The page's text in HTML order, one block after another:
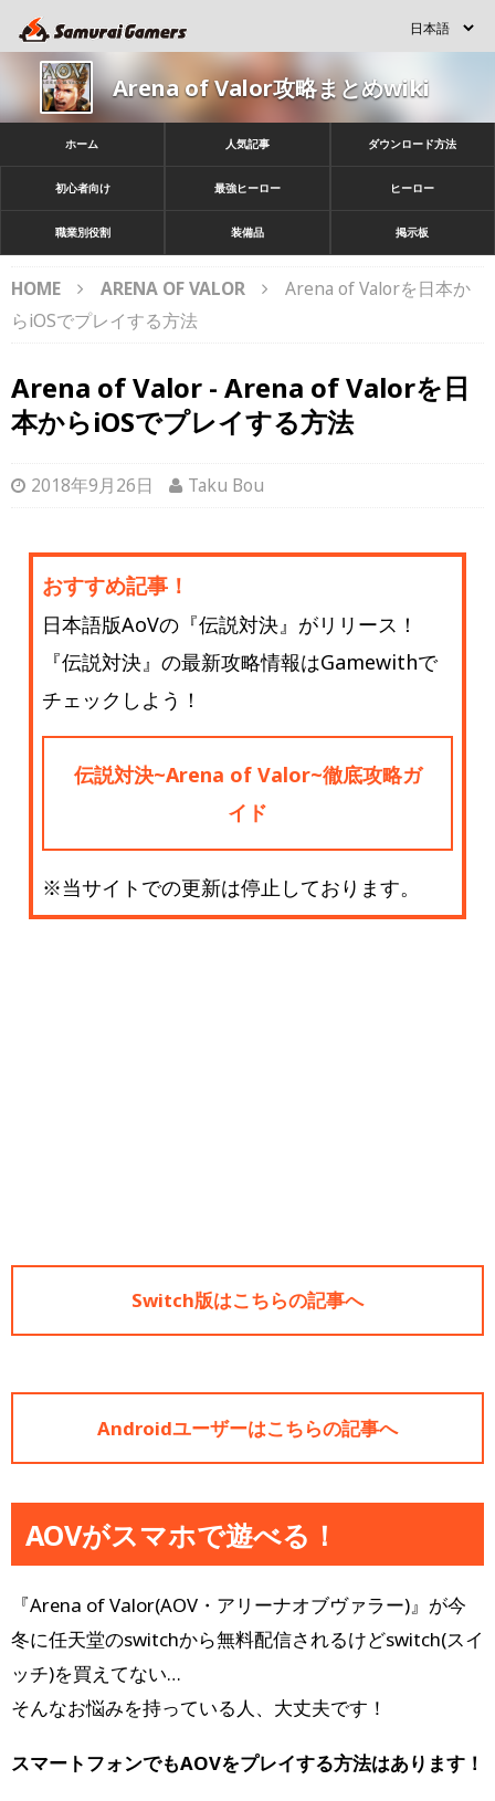
Arena of Valor攻略まとめwiki
ホーム 人気記事 ダウンロード方法
初心者向け 最強ヒーロー ヒーロー
職業別役割 装備品 掲示板
HOME ARENA OF VALOR
Arena of Valorを日本か
らiOSでプレイする方法
Arena of Valor - Arena of Valorを日
本からiOSでプレイする方法
2018年9月26日 Taku Bou
おすすめ記事！
日本語版AoVの『伝説対決』がリリース！
『伝説対決』の最新攻略情報はGamewithで
チェックしよう！
伝説対決~Arena of Valor~徹底攻略ガ
イド
※当サイトでの更新は停止しております。
Switch版はこちらの記事へ
Androidユーザーはこちらの記事へ
AOVがスマホで遊べる！
『Arena of Valor(AOV・アリーナオブヴァラー)』が今
冬に任天堂のswitchから無料配信されるけどswitch(スイ
ッチ)を買えてない…
そんなお悩みを持っている人、大丈夫です！
スマートフォンでもAOVをプレイする方法はあります！